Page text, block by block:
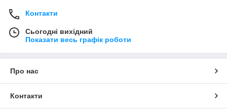
Контакти
Сьогодні вихідний
Показати весь графік роботи
Про нас
Контакти